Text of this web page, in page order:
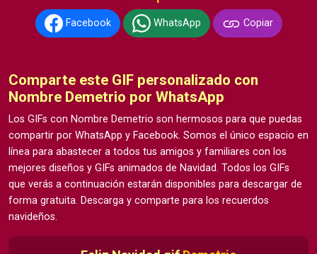
Facebook WhatsApp Copiar
Comparte este GIF personalizado con
Nombre Demetrio por WhatsApp
Los GIFs con Nombre Demetrio son hermosos para que puedas
compartir por WhatsApp y Facebook. Somos el único espacio en
línea para abastecer a todos tus amigos y familiares con los
mejores diseños y GIFs animados de Navidad. Todos los GIFs
que verás a continuación estarán disponibles para descargar de
forma gratuita. Descarga y comparte para los recuerdos
navideños.